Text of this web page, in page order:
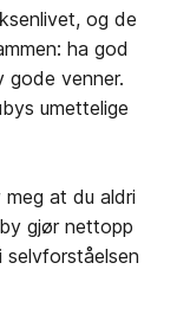
og de
ha god
gode venner.
umettelige
at du aldri
gjør nettopp